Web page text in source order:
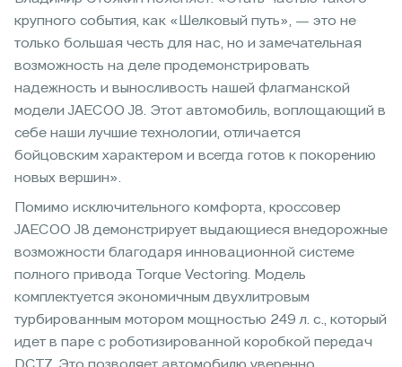
крупного события, как «Шелковый путь», — это не
только большая честь для нас, но и замечательная
возможность на деле продемонстрировать
надежность и выносливость нашей флагманской
модели JAECOO J8. Этот автомобиль, воплощающий в
себе наши лучшие технологии, отличается
бойцовским характером и всегда готов к покорению
новых вершин».
Помимо исключительного комфорта, кроссовер
JAECOO J8 демонстрирует выдающиеся внедорожные
возможности благодаря инновационной системе
полного привода Torque Vectoring. Модель
комплектуется экономичным двухлитровым
турбированным мотором мощностью 249 л. с., который
идет в паре с роботизированной коробкой передач